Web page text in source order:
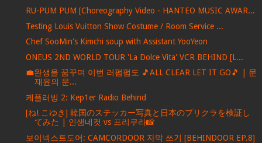
RU-PUM PUM [Choreography Video - HANTEO MUSIC AWAR...
Testing Louis Vuitton Show Costume / Room Service ...
Chef SooMin's Kimchi soup with Assistant YooYeon
ONEUS 2ND WORLD TOUR 'La Dolce Vita' VCR BEHIND [L...
💼완생을 꿈꾸며 이번 러펌펌도 🎵ALL CLEAR LET IT GO🎵 | 문
재윤의 문...
케플러빙 2: Kep1er Radio Behind
[ね! こゆき] 韓国のステッカー写真と日本のプリクラを検証し
てみた | 인생네컷 vs 프리쿠라📸
보이넥스트도어: CAMCORDOOR 자막 쓰기 [BEHINDOOR EP.8]